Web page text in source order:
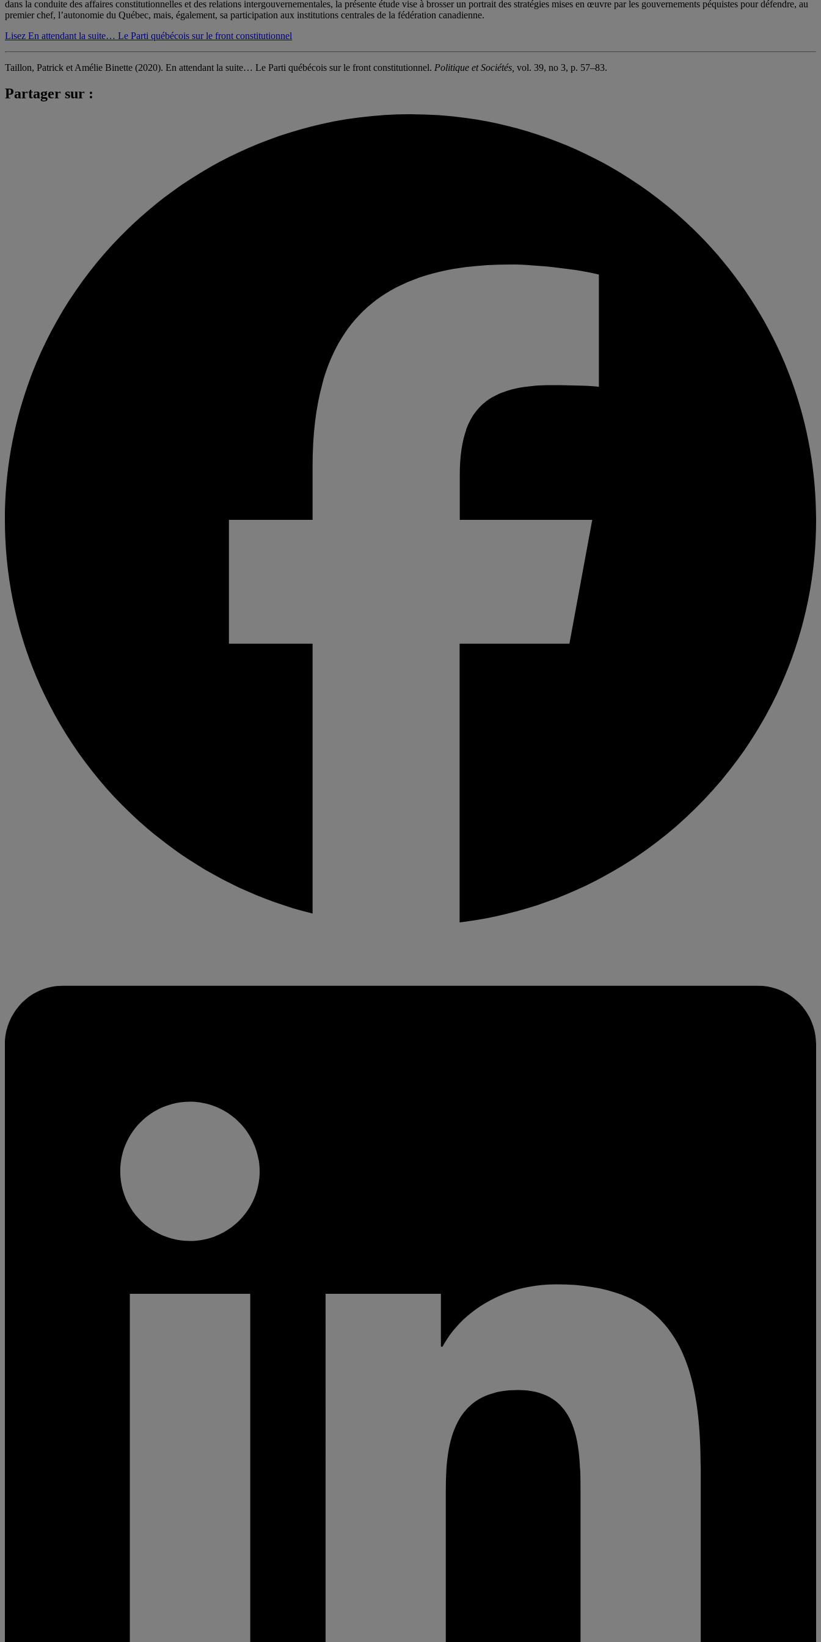
dans la conduite des affaires constitutionnelles et des relations intergouvernementales, la présente étude vise à brosser un portrait des stratégies mises en œuvre par les gouvernements péquistes pour défendre, au
premier chef, l’autonomie du Québec, mais, également, sa participation aux institutions centrales de la fédération canadienne.
Lisez En attendant la suite… Le Parti québécois sur le front constitutionnel
Taillon, Patrick et Amélie Binette (2020). En attendant la suite… Le Parti québécois sur le front constitutionnel. Politique et Sociétés, vol. 39, no 3, p. 57–83.
Partager sur :